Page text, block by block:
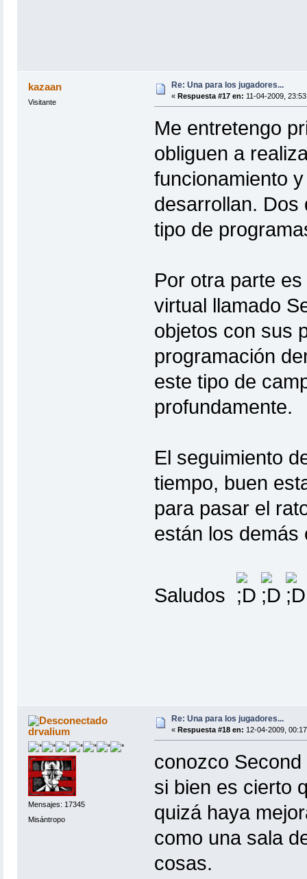
kazaan
Visitante
Re: Una para los jugadores...
« Respuesta #17 en: 11-04-2009,
Me entretengo
obliguen a
funcionamiento
desarrollan. Dos
tipo de
Por otra parte
virtual llamado
objetos con sus
programación
este tipo de
profundamente.
El seguimiento
tiempo, buen
para pasar el
están los demás
Saludos
drvalium
Mensajes: 17345
Misántropo
Re: Una para los jugadores...
« Respuesta #18 en: 12-04-2009,
conozco
si bien es cierto
quizá haya
como una sala
cosas.